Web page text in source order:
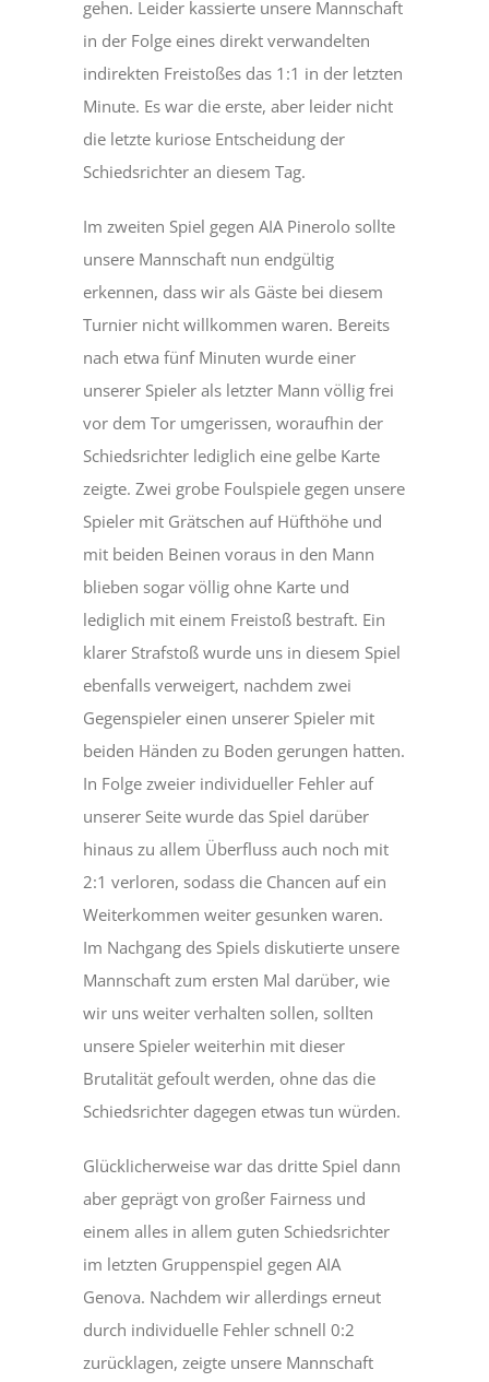
gehen. Leider kassierte unsere Mannschaft
in der Folge eines direkt verwandelten
indirekten Freistoßes das 1:1 in der letzten
Minute. Es war die erste, aber leider nicht
die letzte kuriose Entscheidung der
Schiedsrichter an diesem Tag.
Im zweiten Spiel gegen AIA Pinerolo sollte
unsere Mannschaft nun endgültig
erkennen, dass wir als Gäste bei diesem
Turnier nicht willkommen waren. Bereits
nach etwa fünf Minuten wurde einer
unserer Spieler als letzter Mann völlig frei
vor dem Tor umgerissen, woraufhin der
Schiedsrichter lediglich eine gelbe Karte
zeigte. Zwei grobe Foulspiele gegen unsere
Spieler mit Grätschen auf Hüfthöhe und
mit beiden Beinen voraus in den Mann
blieben sogar völlig ohne Karte und
lediglich mit einem Freistoß bestraft. Ein
klarer Strafstoß wurde uns in diesem Spiel
ebenfalls verweigert, nachdem zwei
Gegenspieler einen unserer Spieler mit
beiden Händen zu Boden gerungen hatten.
In Folge zweier individueller Fehler auf
unserer Seite wurde das Spiel darüber
hinaus zu allem Überfluss auch noch mit
2:1 verloren, sodass die Chancen auf ein
Weiterkommen weiter gesunken waren.
Im Nachgang des Spiels diskutierte unsere
Mannschaft zum ersten Mal darüber, wie
wir uns weiter verhalten sollen, sollten
unsere Spieler weiterhin mit dieser
Brutalität gefoult werden, ohne das die
Schiedsrichter dagegen etwas tun würden.
Glücklicherweise war das dritte Spiel dann
aber geprägt von großer Fairness und
einem alles in allem guten Schiedsrichter
im letzten Gruppenspiel gegen AIA
Genova. Nachdem wir allerdings erneut
durch individuelle Fehler schnell 0:2
zurücklagen, zeigte unsere Mannschaft